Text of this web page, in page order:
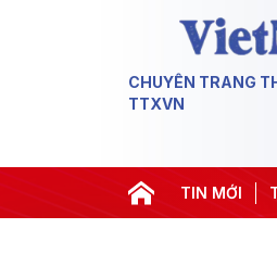
CHUYÊN TRANG
TTXVN
TIN MỚI
dịch 500 ngày đêm #Chống